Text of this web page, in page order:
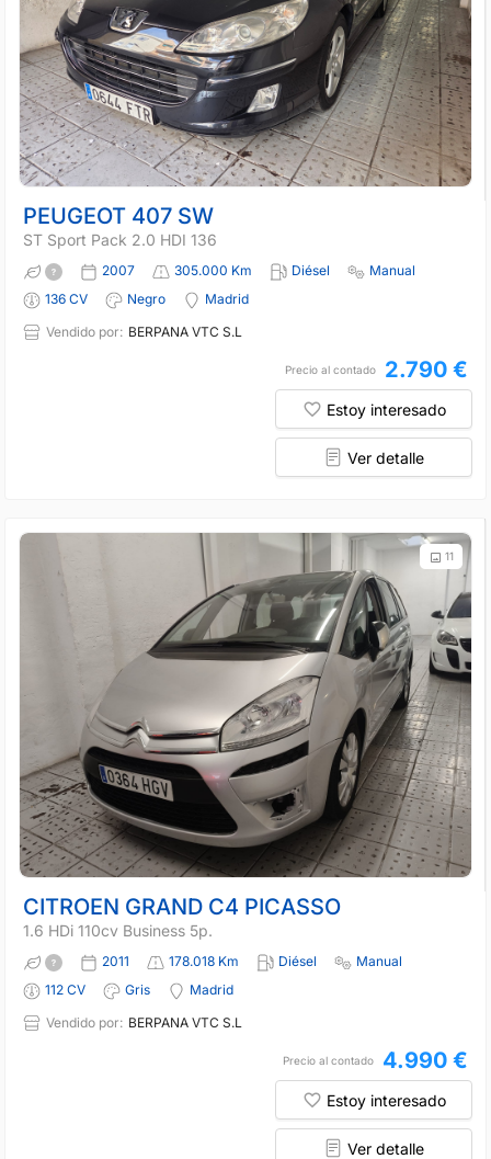
PEUGEOT 407 SW
ST Sport Pack 2.0 HDI 136
2007 305.000 Km Diésel
Manual
136 CV
Negro
Madrid
Vendido por: BERPANA VTC S.L
Precio al contado 2.790 €
Estoy interesado
Ver detalle
11
CITROEN GRAND C4 PICASSO
1.6 HDi 110cv Business 5p.
2011 178.018 Km Diésel
Manual
112 CV
Gris
Madrid
Vendido por: BERPANA VTC S.L
Precio al contado 4.990 €
Estoy interesado
Ver detalle